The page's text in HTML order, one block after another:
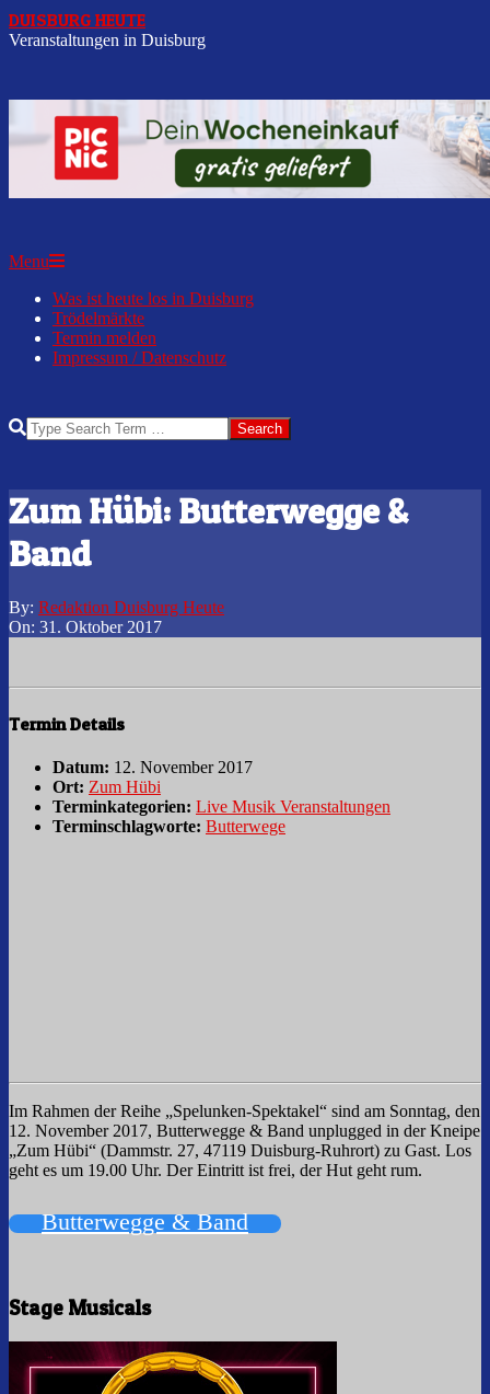
Skip
to
DUISBURG HEUTE
Veranstaltungen in Duisburg
Secondary
Menu
Menu
Was ist heute los in Duisburg
Trödelmärkte
Termin melden
Impressum / Datenschutz
Search
Zum Hübi: Butterwegge &
Band
By: Redaktion Duisburg Heute
On: 31. Oktober 2017
Termin Details
Datum: 12. November 2017
Ort: Zum Hübi
Terminkategorien: Live Musik Veranstaltungen
Terminschlagworte: Butterwege
Im Rahmen der Reihe „Spelunken-Spektakel“ sind am Sonntag, den
12. November 2017, Butterwegge & Band unplugged in der Kneipe
„Zum Hübi“ (Dammstr. 27, 47119 Duisburg-Ruhrort) zu Gast. Los
geht es um 19.00 Uhr. Der Eintritt ist frei, der Hut geht rum.
Butterwegge & Band
Stage Musicals